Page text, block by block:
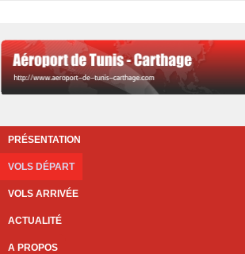
PRÉSENTATION
VOLS DÉPART
VOLS ARRIVÉE
ACTUALITÉ
A PROPOS